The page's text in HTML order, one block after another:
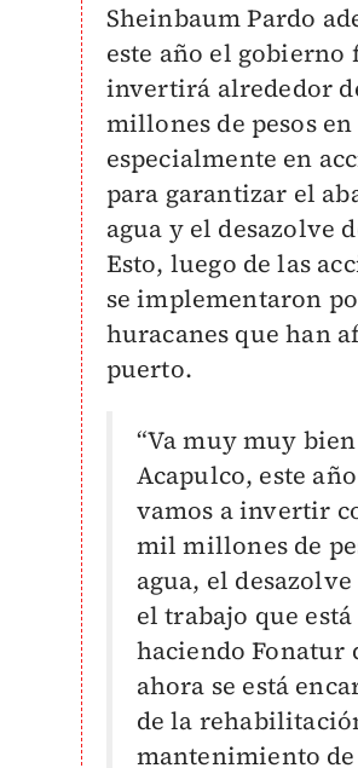
Sheinbaum Pardo
este año el gobierno
invertirá alrededor
millones de pesos
especialmente en
para garantizar el
agua y el desazolve
Esto, luego de las
se implementaron
huracanes que han
puerto.
“Va muy muy bien
Acapulco, este
vamos a invertir
mil millones de
agua, el
el trabajo que está
haciendo Fonatur
ahora se está
de la
mantenimiento